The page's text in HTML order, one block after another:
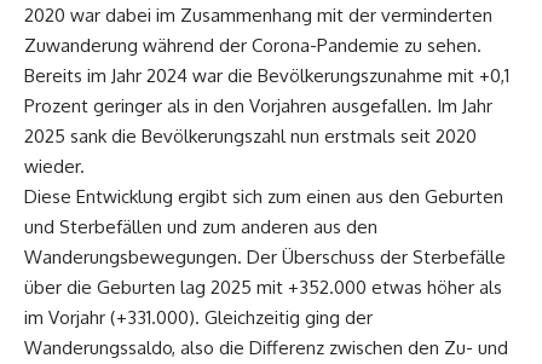
2020 war dabei im Zusammenhang mit der verminderten
Zuwanderung während der Corona-Pandemie zu sehen.
Bereits im Jahr 2024 war die Bevölkerungszunahme mit +0,1
Prozent geringer als in den Vorjahren ausgefallen. Im Jahr
2025 sank die Bevölkerungszahl nun erstmals seit 2020
wieder.
Diese Entwicklung ergibt sich zum einen aus den Geburten
und Sterbefällen und zum anderen aus den
Wanderungsbewegungen. Der Überschuss der Sterbefälle
über die Geburten lag 2025 mit +352.000 etwas höher als
im Vorjahr (+331.000). Gleichzeitig ging der
Wanderungssaldo, also die Differenz zwischen den Zu- und